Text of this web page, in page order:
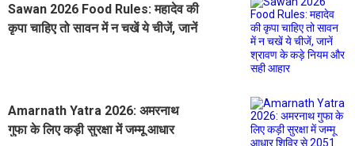
Sawan 2026 Food Rules: महादेव की
कृपा चाहिए तो सावन में न चखें ये चीजें, जानें
Amarnath Yatra 2026: अमरनाथ
गुफा के लिए कड़ी सुरक्षा में जम्मू आधार